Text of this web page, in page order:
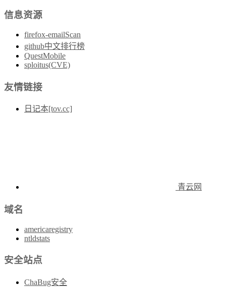
信息资源
firefox-emailScan
github中文排行榜
QuestMobile
sploitus(CVE)
友情链接
日记本[tov.cc]
青云网
域名
americaregistry
ntldstats
安全站点
ChaBug安全